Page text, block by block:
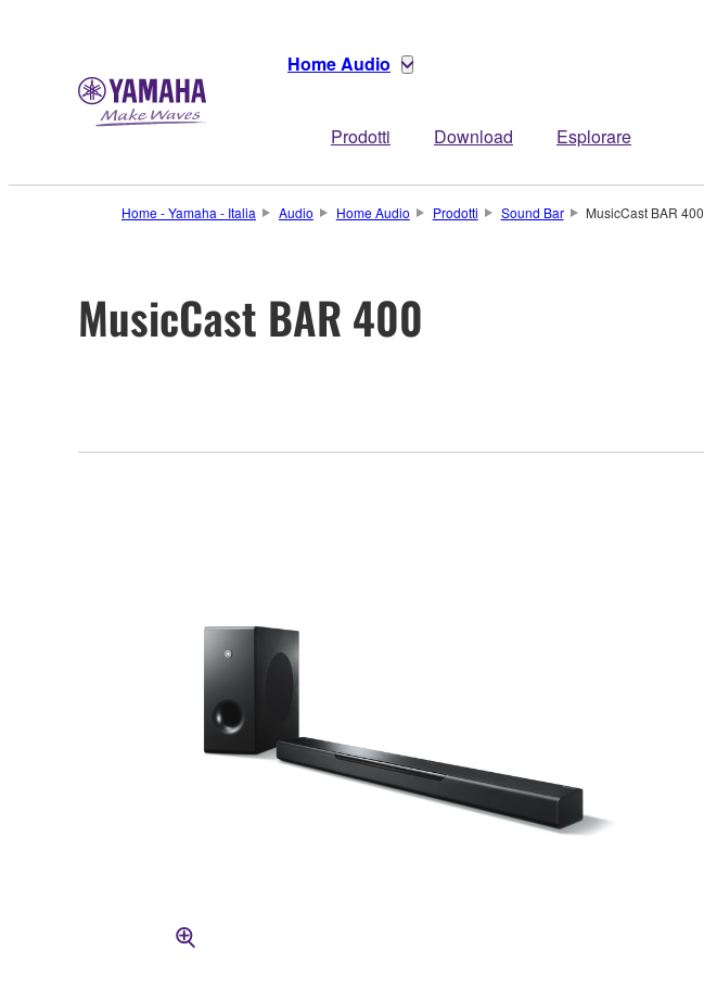
Home Audio
Prodotti Download Esplorare
Home - Yamaha - Italia Audio Home Audio Prodotti Sound Bar MusicCast BAR 400
MusicCast BAR 400